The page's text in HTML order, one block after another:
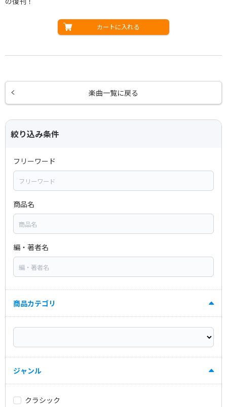
カートに入れる
楽曲一覧に戻る
絞り込み条件
フリーワード
商品名
編・著者名
商品カテゴリ
ジャンル
クラシック